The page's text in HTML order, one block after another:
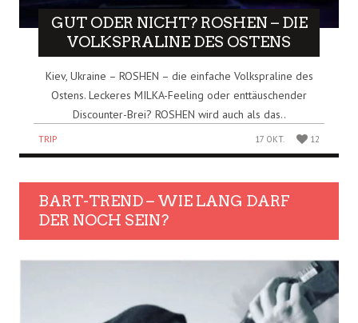
GUT ODER NICHT? ROSHEN – DIE
VOLKSPRALINE DES OSTENS
Kiev, Ukraine – ROSHEN – die einfache Volkspraline des
Ostens. Leckeres MILKA-Feeling oder enttäuschender
Discounter-Brei? ROSHEN wird auch als das..
TRIP 17 OKT. 12
BART-TREND – WIE LANG DARF
DER NOCH SEIN?